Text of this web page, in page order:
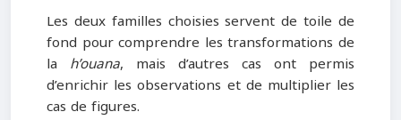
Les deux familles choisies servent de toile de
fond pour comprendre les transformations de
la h’ouana, mais d’autres cas ont permis
d’enrichir les observations et de multiplier les
cas de figures.